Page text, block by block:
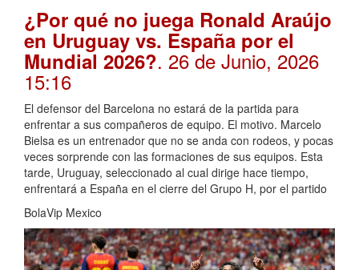
¿Por qué no juega Ronald Araújo
en Uruguay vs. España por el
Mundial 2026?. 26 de Junio, 2026
15:16
El defensor del Barcelona no estará de la partida para
enfrentar a sus compañeros de equipo. El motivo. Marcelo
Bielsa es un entrenador que no se anda con rodeos, y pocas
veces sorprende con las formaciones de sus equipos. Esta
tarde, Uruguay, seleccionado al cual dirige hace tiempo,
enfrentará a España en el cierre del Grupo H, por el partido
BolaVip Mexico